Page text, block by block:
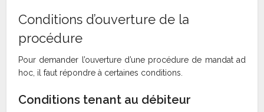
Conditions d’ouverture de la
procédure
Pour demander l’ouverture d’une procédure de mandat ad
hoc, il faut répondre à certaines conditions.
Conditions tenant au débiteur